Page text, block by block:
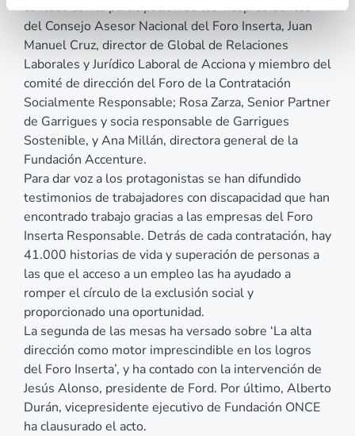
contado con la participación de los vicepresidentes
del Consejo Asesor Nacional del Foro Inserta, Juan
Manuel Cruz, director de Global de Relaciones
Laborales y Jurídico Laboral de Acciona y miembro del
comité de dirección del Foro de la Contratación
Socialmente Responsable; Rosa Zarza, Senior Partner
de Garrigues y socia responsable de Garrigues
Sostenible, y Ana Millán, directora general de la
Fundación Accenture.
Para dar voz a los protagonistas se han difundido
testimonios de trabajadores con discapacidad que han
encontrado trabajo gracias a las empresas del Foro
Inserta Responsable. Detrás de cada contratación, hay
41.000 historias de vida y superación de personas a
las que el acceso a un empleo las ha ayudado a
romper el círculo de la exclusión social y
proporcionado una oportunidad.
La segunda de las mesas ha versado sobre ‘La alta
dirección como motor imprescindible en los logros
del Foro Inserta’, y ha contado con la intervención de
Jesús Alonso, presidente de Ford. Por último, Alberto
Durán, vicepresidente ejecutivo de Fundación ONCE
ha clausurado el acto.